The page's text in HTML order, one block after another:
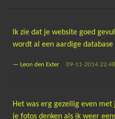
Ik zie dat je website goed
wordt al een aardige
— Leon den Exter 09-11-2014 22:48
Het was erg gezellig even
je fotos denken als ik weer